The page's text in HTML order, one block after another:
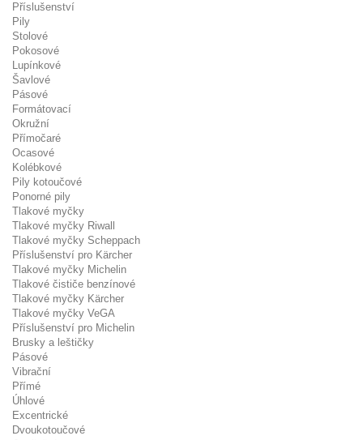
Příslušenství
Pily
Stolové
Pokosové
Lupínkové
Šavlové
Pásové
Formátovací
Okružní
Přímočaré
Ocasové
Kolébkové
Pily kotoučové
Ponorné pily
Tlakové myčky
Tlakové myčky Riwall
Tlakové myčky Scheppach
Příslušenství pro Kärcher
Tlakové myčky Michelin
Tlakové čističe benzínové
Tlakové myčky Kärcher
Tlakové myčky VeGA
Příslušenství pro Michelin
Brusky a leštičky
Pásové
Vibrační
Přímé
Úhlové
Excentrické
Dvoukotoučové